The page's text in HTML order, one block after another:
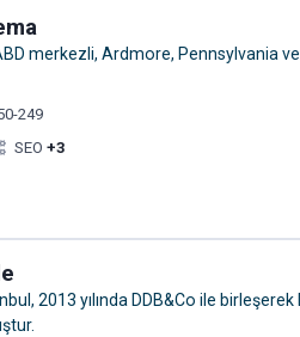
merkezli, Ardmore, Pennsylvania
249
SEO+3
2013 yılında DDB&Co ile